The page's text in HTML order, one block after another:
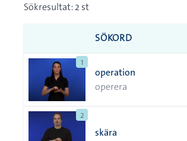
Sökresultat: 2 st
SÖKORD
1
operation
operera
2
skära